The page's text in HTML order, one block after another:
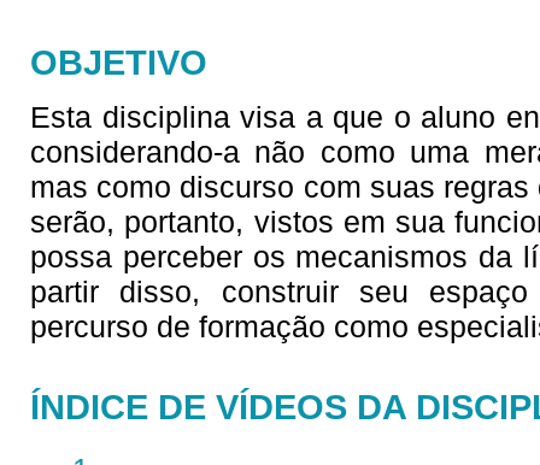
OBJETIVO
Esta disciplina visa a que o aluno
considerando-a não como uma
mas como discurso com suas
serão, portanto, vistos em sua
possa perceber os mecanismos da
partir disso, construir seu
percurso de formação como
ÍNDICE DE VÍDEOS DA